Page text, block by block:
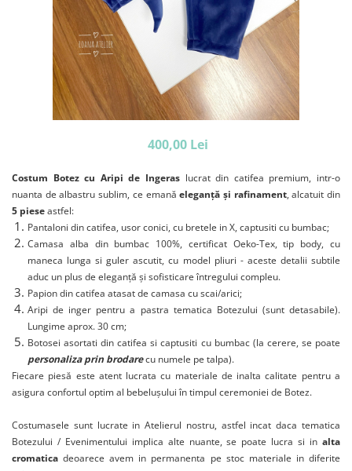
400,00 Lei
Costum Botez cu Aripi de Ingeras lucrat din catifea premium, intr-o
nuanta de albastru sublim, ce emană eleganță și rafinament, alcatuit din
5 pieseastfel:
Pantaloni din catifea, usor conici, cu bretele in X, captusiti cu bumbac;
Camasa alba din bumbac 100%, certificat Oeko-Tex, tip body, cu
maneca lunga si guler ascutit, cu model pliuri - aceste detalii subtile
aduc un plus de eleganță și sofisticare întregului compleu.
Papion din catifea atasat de camasa cu scai/arici;
Aripi de inger pentru a pastra tematica Botezului (sunt detasabile).
Lungime aprox. 30 cm;
Botosei asortati din catifea si captusiti cu bumbac (la cerere, se poate
personaliza prin brodarecu numele pe talpa).
Fiecare piesă este atent lucrata cu materiale de inalta calitate pentru a
asigura confortul optim al bebelușului în timpul ceremoniei de Botez.
Costumasele sunt lucrate in Atelierul nostru, astfel incat daca tematica
Botezului / Evenimentului implica alte nuante, se poate lucra si in alta
cromaticadeoarece avem in permanenta pe stoc materiale in diferite